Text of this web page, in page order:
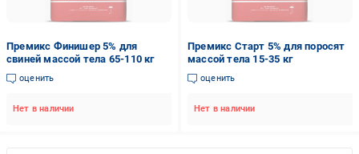
Премикс Финишер 5% для
свиней массой тела 65-110 кг
оценить
Нет в наличии
Премикс Старт 5% для поросят
массой тела 15-35 кг
оценить
Нет в наличии